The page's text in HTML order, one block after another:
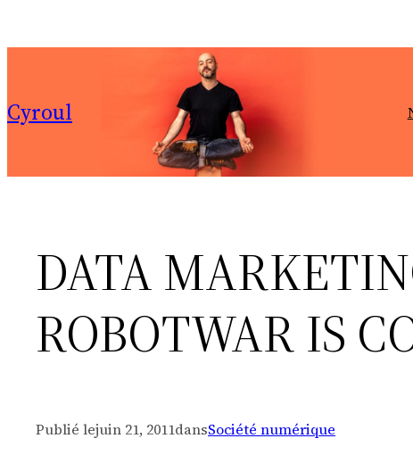
Cyroul
DATA
ROBOTWAR IS
Publié lejuin 21, 2011dansSociété numérique